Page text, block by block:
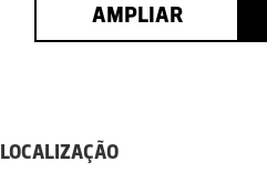
AMPLIAR
LOCALIZAÇÃO